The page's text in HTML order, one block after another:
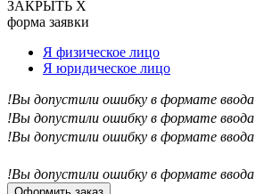
ЗАКРЫТЬ Х
форма заявки
Я физическое лицо
Я юридическое лицо
!Вы допустили ошибку в формате ввода
!Вы допустили ошибку в формате ввода
!Вы допустили ошибку в формате ввода
!Вы допустили ошибку в формате ввода